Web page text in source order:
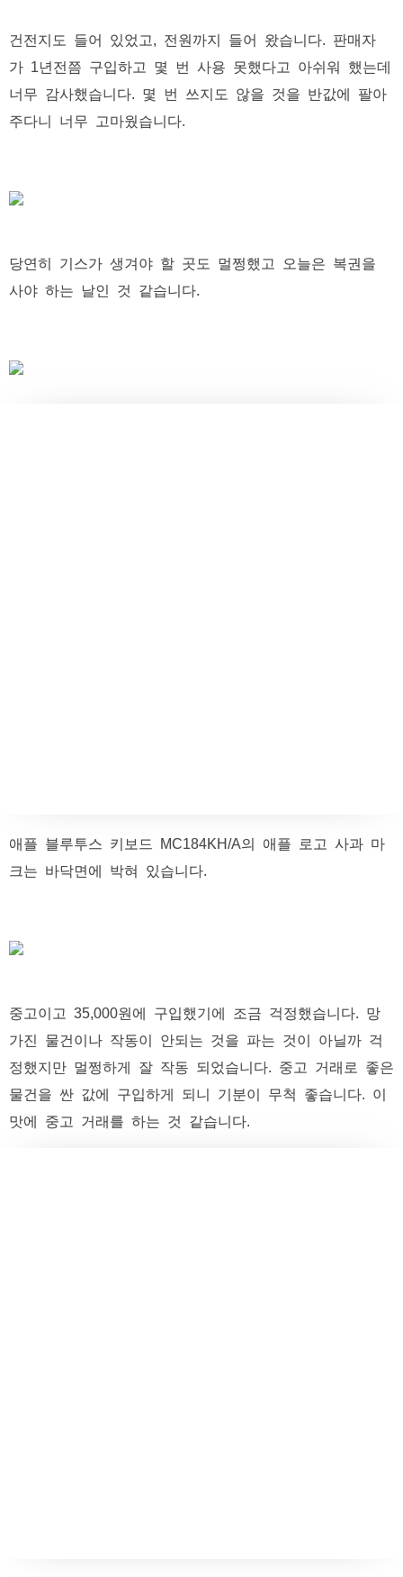
건전지도 들어 있었고, 전원까지 들어 왔습니다. 판매자
가 1년전쯤 구입하고 몇 번 사용 못했다고 아쉬워 했는데
너무 감사했습니다. 몇 번 쓰지도 않을 것을 반값에 팔아
주다니 너무 고마웠습니다.
당연히 기스가 생겨야 할 곳도 멀쩡했고 오늘은 복권을
사야 하는 날인 것 같습니다.
애플 블루투스 키보드 MC184KH/A의 애플 로고 사과 마
크는 바닥면에 박혀 있습니다.
중고이고 35,000원에 구입했기에 조금 걱정했습니다. 망
가진 물건이나 작동이 안되는 것을 파는 것이 아닐까 걱
정했지만 멀쩡하게 잘 작동 되었습니다. 중고 거래로 좋은
물건을 싼 값에 구입하게 되니 기분이 무척 좋습니다. 이
맛에 중고 거래를 하는 것 같습니다.